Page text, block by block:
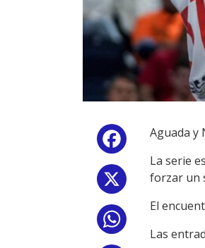
Facebook
Aguada y
La serie
forzar un
El
Las